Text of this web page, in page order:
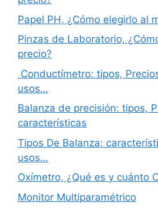
Papel PH, ¿Cómo elegirlo al
Pinzas de Laboratorio,
precio?
Conductímetro: tipos,
usos…
Balanza de precisión: tipos,
características
Tipos De Balanza:
usos…
Oxímetro, ¿Qué es y cuánto
Monitor Multiparamétrico